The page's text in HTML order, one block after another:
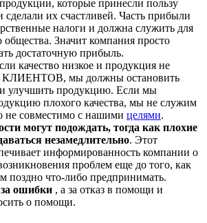
которые принесли пользу
их счастливей. Часть прибыли
налоги и должна служить для
общества. Значит компания просто
достаточную прибыль.
качество низкое и продукция не
КЛИЕНТОВ, мы должны остановить
и улучшить продукцию. Если мы
плохого качества, мы не служим
не совместимо с нашими целями.
могут подождать, тогда как плохие
незамедлительно. Этот
информированность компании о
проблем еще до того, как
поздно что-либо предпринимать.
ошибки , а за отказ в помощи и
о помощи.